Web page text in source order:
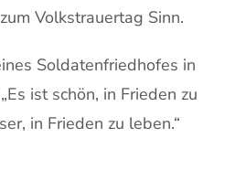
Volkstrauertag Sinn.
Soldatenfriedhofes in
ist schön, in Frieden zu
in Frieden zu leben.“